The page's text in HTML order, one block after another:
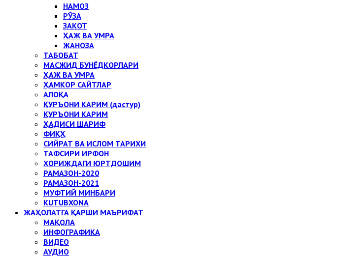
НАМОЗ
РЎЗА
ЗАКОТ
ҲАЖ ВА УМРА
ЖАНОЗА
ТАБОБАТ
МАСЖИД БУНЁДКОРЛАРИ
ҲАЖ ВА УМРА
ҲАМКОР САЙТЛАР
АЛОҚА
ҚУРЪОНИ КАРИМ (дастур)
ҚУРЪОНИ КАРИМ
ҲАДИСИ ШАРИФ
ФИҚҲ
СИЙРАТ ВА ИСЛОМ ТАРИХИ
ТАФСИРИ ИРФОН
ХОРИЖДАГИ ЮРТДОШИМ
РАМАЗОН-2020
РАМАЗОН-2021
МУФТИЙ МИНБАРИ
KUTUBXONA
ЖАҲОЛАТГА ҚАРШИ МАЪРИФАТ
МАҚОЛА
ИНФОГРАФИКА
ВИДЕО
АУДИО